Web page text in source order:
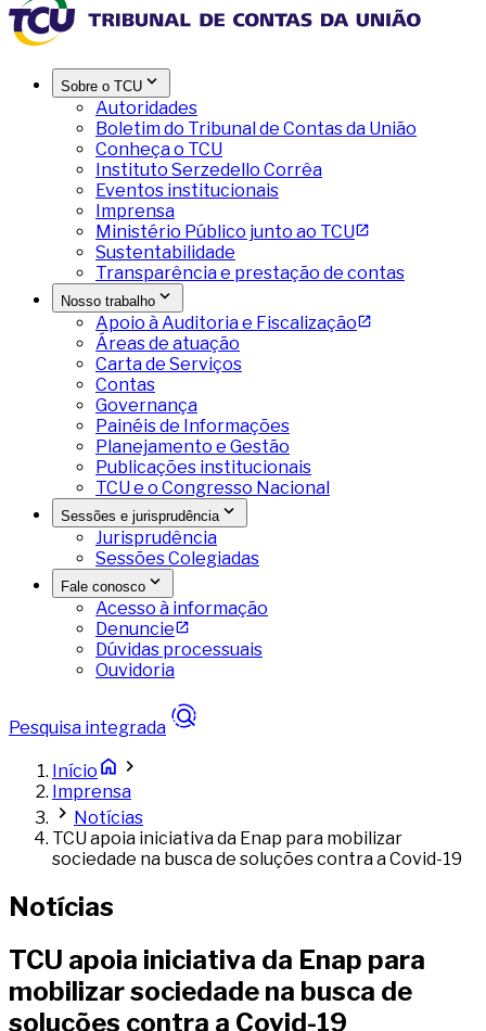
Sobre o TCU
Autoridades
Boletim do Tribunal de Contas da União
Conheça o TCU
Instituto Serzedello Corrêa
Eventos institucionais
Imprensa
Ministério Público junto ao TCU
Sustentabilidade
Transparência e prestação de contas
Nosso trabalho
Apoio à Auditoria e Fiscalização
Áreas de atuação
Carta de Serviços
Contas
Governança
Painéis de Informações
Planejamento e Gestão
Publicações institucionais
TCU e o Congresso Nacional
Sessões e jurisprudência
Jurisprudência
Sessões Colegiadas
Fale conosco
Acesso à informação
Denuncie
Dúvidas processuais
Ouvidoria
Pesquisa integrada
Início
Imprensa
Notícias
TCU apoia iniciativa da Enap para mobilizar
sociedade na busca de soluções contra a Covid-19
Notícias
TCU apoia iniciativa da Enap para
mobilizar sociedade na busca de
soluções contra a Covid-19